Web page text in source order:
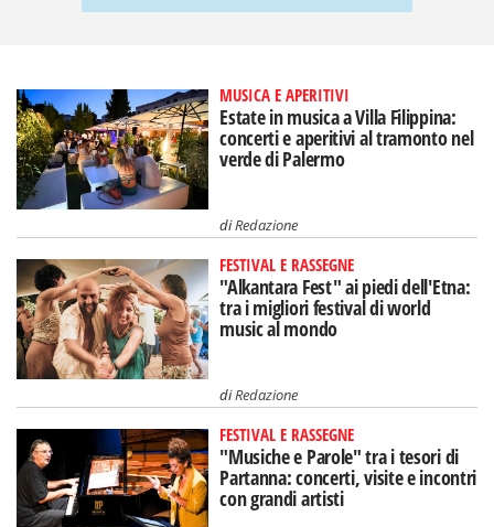
MUSICA E APERITIVI
Estate in musica a Villa Filippina:
concerti e aperitivi al tramonto nel
verde di Palermo
diRedazione
FESTIVAL E RASSEGNE
"Alkantara Fest" ai piedi dell'Etna:
tra i migliori festival di world
music al mondo
diRedazione
FESTIVAL E RASSEGNE
"Musiche e Parole" tra i tesori di
Partanna: concerti, visite e incontri
con grandi artisti